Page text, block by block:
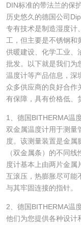
DIN标准的带法兰的保
历史悠久的德国公司
专有技术是制造湿度计
工，但主要是不锈钢和
供暖建设、化学工业、
批发。以下就是我们为
温度计等产品信息，深
众多供应商的良好合作
有保障，具有价格低、
1、德国BITHERMA温
双金属温度计用于测量
度。该测量装置是金属
（双金属条）的不同
度计基本上由两片金属
互滚压，热膨胀尽可能
与其牢固连接的指针。
2、德国BITHERMA温
他们为您提供各种设计